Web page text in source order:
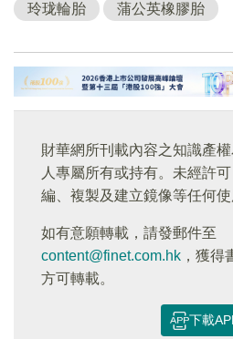
玲珑輪胎 蒲公英橡膠胎
財華網所刊載內容之知識產
人專屬所有或持有。未經許
編、複製及建立鏡像等任何使
如有意願轉載，請發郵件至
content@finet.com.hk ，獲得
方可轉載。
下載